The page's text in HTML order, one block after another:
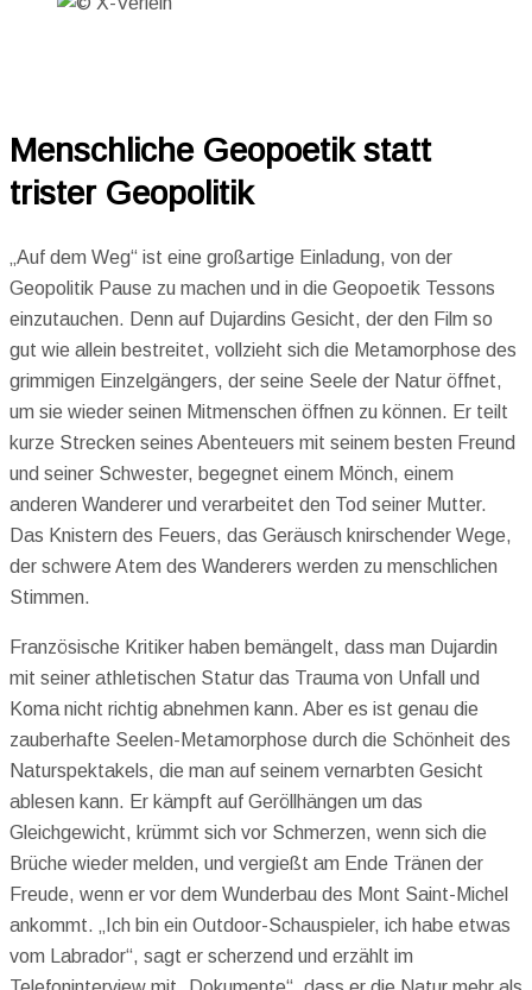
Menschliche Geopoetik statt
trister Geopolitik
„Auf dem Weg“ ist eine großartige Einladung, von der
Geopolitik Pause zu machen und in die Geopoetik Tessons
einzutauchen. Denn auf Dujardins Gesicht, der den Film so
gut wie allein bestreitet, vollzieht sich die Metamorphose des
grimmigen Einzelgängers, der seine Seele der Natur öffnet,
um sie wieder seinen Mitmenschen öffnen zu können. Er teilt
kurze Strecken seines Abenteuers mit seinem besten Freund
und seiner Schwester, begegnet einem Mönch, einem
anderen Wanderer und verarbeitet den Tod seiner Mutter.
Das Knistern des Feuers, das Geräusch knirschender Wege,
der schwere Atem des Wanderers werden zu menschlichen
Stimmen.
Französische Kritiker haben bemängelt, dass man Dujardin
mit seiner athletischen Statur das Trauma von Unfall und
Koma nicht richtig abnehmen kann. Aber es ist genau die
zauberhafte Seelen-Metamorphose durch die Schönheit des
Naturspektakels, die man auf seinem vernarbten Gesicht
ablesen kann. Er kämpft auf Geröllhängen um das
Gleichgewicht, krümmt sich vor Schmerzen, wenn sich die
Brüche wieder melden, und vergießt am Ende Tränen der
Freude, wenn er vor dem Wunderbau des Mont Saint-Michel
ankommt. „Ich bin ein Outdoor-Schauspieler, ich habe etwas
vom Labrador“, sagt er scherzend und erzählt im